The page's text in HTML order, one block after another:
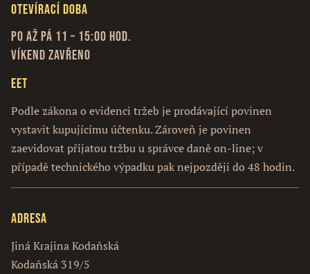
Otevírací doba
Po až Pá 11 – 15:00 hod.
Víkend zavřeno
EET
Podle zákona o evidenci tržeb je prodávající povinen
vystavit kupujícímu účtenku. Zároveň je povinen
zaevidovat přijatou tržbu u správce daně on-line; v
případě technického výpadku pak nejpozději do 48 hodin.
Adresa
Jiná Krajina Kodaňská
Kodaňská 319/5